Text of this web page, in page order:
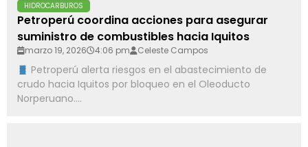
HIDROCARBUROS
Petroperú coordina acciones para asegurar
suministro de combustibles hacia Iquitos
marzo 19, 2026 4:06 pm Celeste Campos
Petroperú alerta riesgos en el abastecimiento de
crudo hacia Iquitos por bloqueo en el Oleoducto
Norperuano....